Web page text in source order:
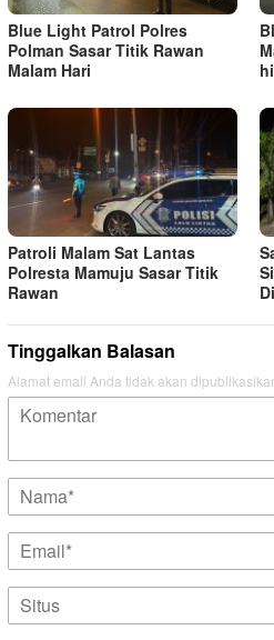
Blue Light Patrol Polres
Polman Sasar Titik Rawan
Malam Hari
Patroli Malam Sat Lantas
Polresta Mamuju Sasar Titik
Rawan
Tinggalkan Balasan
Alamat email Anda tidak akan